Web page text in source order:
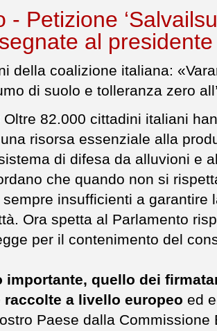
- Petizione
al
della coalizione italiana:
di suolo e tolleranza zero
Oltre 82.000 cittadini italiani
risorsa essenziale alla
di difesa da alluvioni e
che quando non si
insufficienti a garantire
Ora spetta al Parlamento
per il contenimento del
importante, quello dei
raccolte a livello europeo ed
Paese dalla